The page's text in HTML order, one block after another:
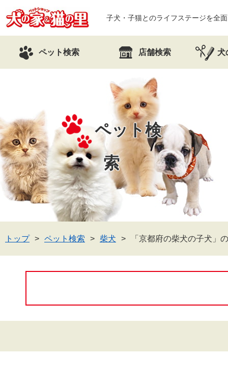
子犬・子猫とのライフステージを全
ペット検索 店舗検索 犬
ペット検
索
トップ ペット検索 柴犬 「京都府の柴犬の子犬」